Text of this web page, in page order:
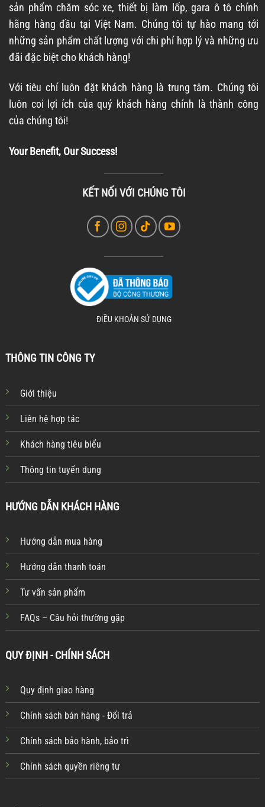
sản phẩm chăm sóc xe, thiết bị làm lốp, gara ô tô chính
hãng hàng đầu tại Việt Nam. Chúng tôi tự hào mang tới
những sản phẩm chất lượng với chi phí hợp lý và những ưu
đãi đặc biệt cho khách hàng!
Với tiêu chí luôn đặt khách hàng là trung tâm. Chúng tôi
luôn coi lợi ích của quý khách hàng chính là thành công
của chúng tôi!
Your Benefit, Our Success!
KẾT NỐI VỚI CHÚNG TÔI
ĐIỀU KHOẢN SỬ DỤNG
THÔNG TIN CÔNG TY
Giới thiệu
Liên hệ hợp tác
Khách hàng tiêu biểu
Thông tin tuyển dụng
HƯỚNG DẪN KHÁCH HÀNG
Hướng dẫn mua hàng
Hướng dẫn thanh toán
Tư vấn sản phẩm
FAQs – Câu hỏi thường gặp
QUY ĐỊNH - CHÍNH SÁCH
Quy định giao hàng
Chính sách bán hàng - Đổi trả
Chính sách bảo hành, bảo trì
Chính sách quyền riêng tư